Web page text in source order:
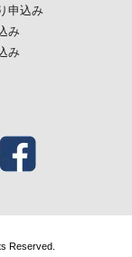
申込み
み
み
Reserved.